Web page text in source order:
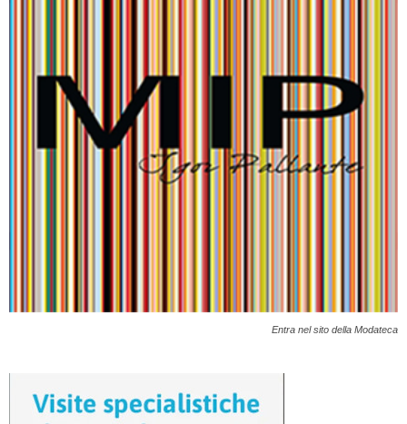
Entra nel sito della Modateca